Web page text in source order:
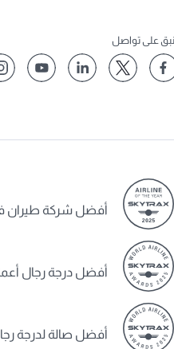
على تواصل
أفضل شركة طيران
أفضل درجة رجال
أفضل صالة لدرجة